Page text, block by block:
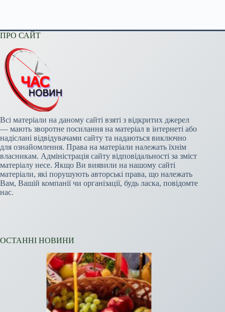
ПРО САЙТ
Всі матеріали на даному сайті взяті з відкритих джерел
— мають зворотне посилання на матеріал в інтернеті або
надіслані відвідувачами сайту та надаються виключно
для ознайомлення. Права на матеріали належать їхнім
власникам. Адміністрація сайту відповідальності за зміст
матеріалу несе. Якщо Ви виявили на нашому сайті
матеріали, які порушують авторські права, що належать
Вам, Вашій компанії чи організації, будь ласка, повідомте
нас.
ОСТАННІ НОВИНИ